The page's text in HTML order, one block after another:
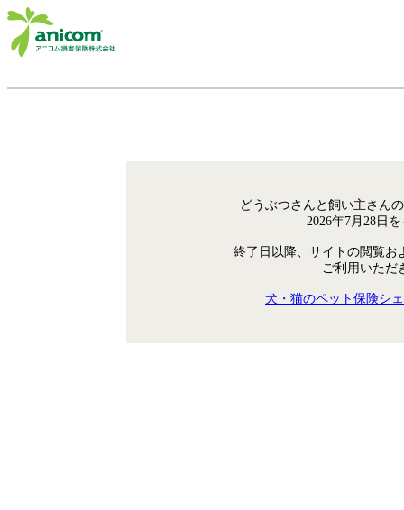
どうぶつさんと飼い主さん
2026年7月28日
終了日以降、サイトの閲覧お
ご利用いただ
犬・猫のペット保険シ